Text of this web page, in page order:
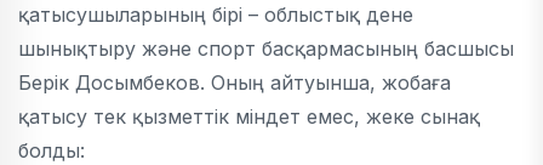
қатысушыларының бірі – облыстық дене
шынықтыру және спорт басқармасының басшысы
Берік Досымбеков. Оның айтуынша, жобаға
қатысу тек қызметтік міндет емес, жеке сынақ
болды: